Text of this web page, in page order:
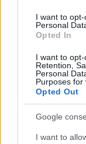
I want to
Personal
Opted In
I want to opt-
Retention,
Personal
Purposes for
Opted Out
Google
I want to
Κουφονήσια: Το
Τα πτώματα
28 Αυγούστου
Κουφονήσι,
Ο τουρίστας